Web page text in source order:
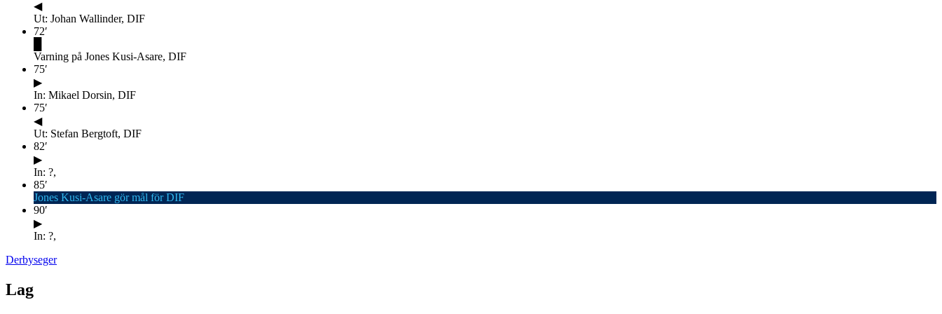
◀
Ut: Johan Wallinder, DIF
72′
Varning på Jones Kusi-Asare, DIF
75′
▶
In: Mikael Dorsin, DIF
75′
◀
Ut: Stefan Bergtoft, DIF
82′
▶
In: ?,
85′
Jones Kusi-Asare gör mål för DIF
90′
▶
In: ?,
Derbyseger
Lag